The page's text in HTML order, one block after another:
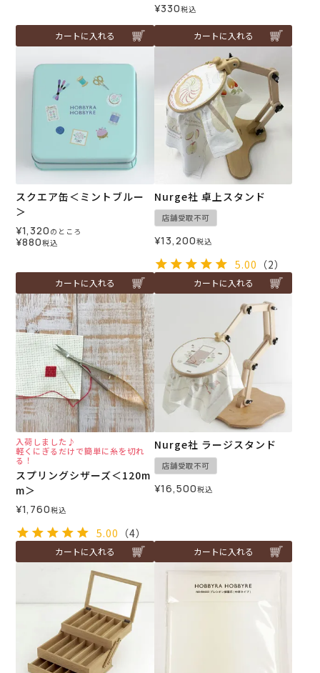
カートに入れる
¥330税込
カートに入れる
スクエア缶＜ミントブルー
＞
¥1,320 のところ
¥880税込
カートに入れる
Nurge社 卓上スタンド
店舗受取不可
¥13,200税込
5.00 （2）
カートに入れる
入荷しました♪
軽くにぎるだけで簡単に糸を切れ
る！
スプリングシザーズ＜120m
m＞
¥1,760税込
5.00 （4）
カートに入れる
Nurge社 ラージスタンド
店舗受取不可
¥16,500税込
カートに入れる